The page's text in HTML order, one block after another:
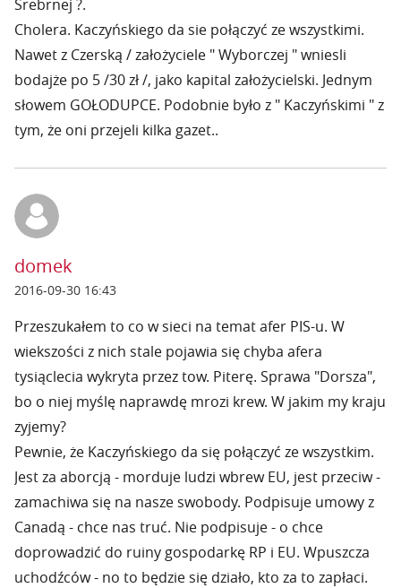
Srebrnej ?.
Cholera. Kaczyńskiego da sie połączyć ze wszystkimi.
Nawet z Czerską / założyciele " Wyborczej " wniesli
bodajże po 5 /30 zł /, jako kapital założycielski. Jednym
słowem GOŁODUPCE. Podobnie było z " Kaczyńskimi " z
tym, że oni przejeli kilka gazet..
domek
2016-09-30 16:43
Przeszukałem to co w sieci na temat afer PIS-u. W
wiekszości z nich stale pojawia się chyba afera
tysiąclecia wykryta przez tow. Piterę. Sprawa "Dorsza",
bo o niej myślę naprawdę mrozi krew. W jakim my kraju
zyjemy?
Pewnie, że Kaczyńskiego da się połączyć ze wszystkim.
Jest za aborcją - morduje ludzi wbrew EU, jest przeciw -
zamachiwa się na nasze swobody. Podpisuje umowy z
Canadą - chce nas truć. Nie podpisuje - o chce
doprowadzić do ruiny gospodarkę RP i EU. Wpuszcza
uchodźców - no to będzie się działo, kto za to zapłaci.